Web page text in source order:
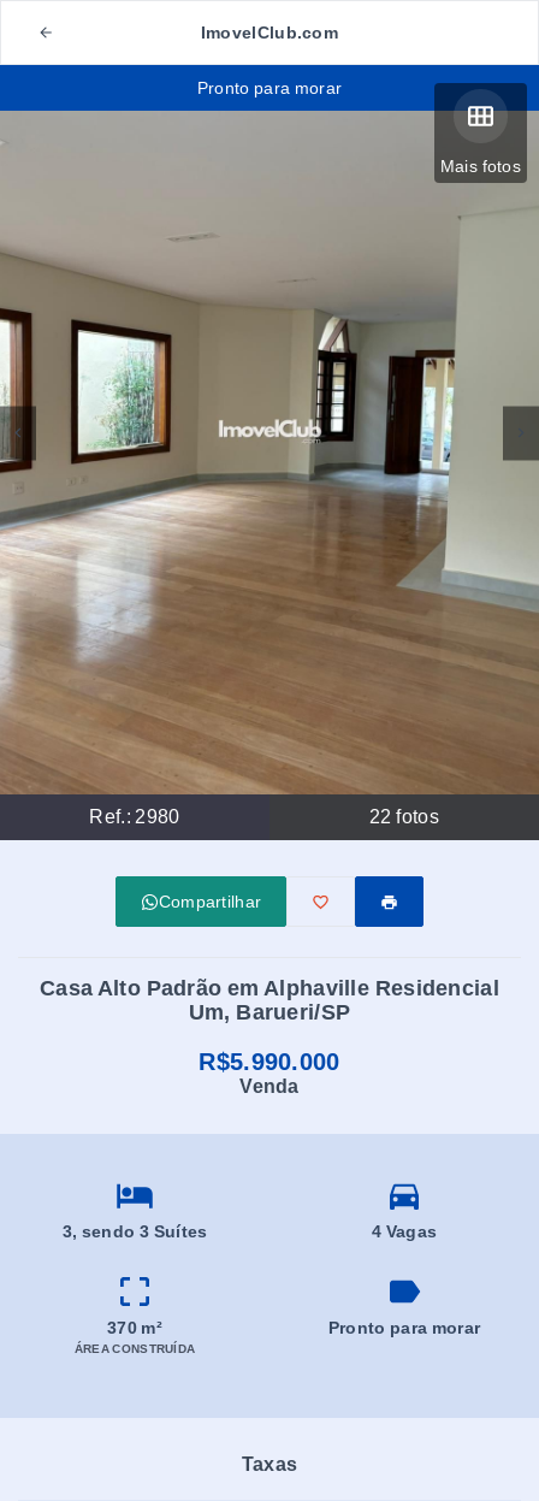
ImovelClub.com
Mais fotos
Ref.: 2980 22 fotos
Pronto para morar
Compartilhar
Casa Alto Padrão em Alphaville Residencial
Um, Barueri/SP
R$5.990.000
Venda
3, sendo 3 Suítes 4 Vagas
370 m²
ÁREA CONSTRUÍDA
Pronto para morar
Taxas